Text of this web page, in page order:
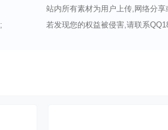
站内所有素材为用户上传,网络分
若发现您的权益被侵害,请联系